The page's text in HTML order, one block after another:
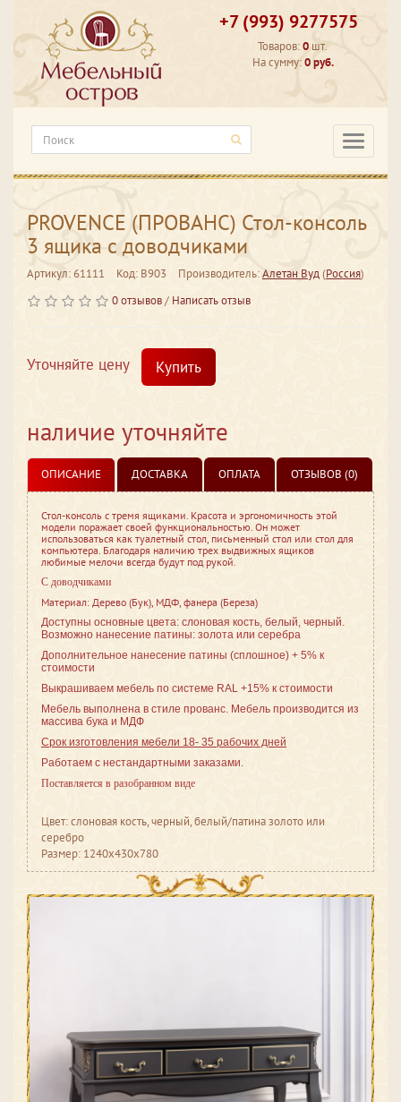
+7 (993) 9277575
Товаров:0 шт.
На сумму:0 руб.
PROVENCE (ПРОВАНС) Стол-консоль
3 ящика с доводчиками
Артикул: 61111 Код: В903 Производитель:Алетан Вуд(Россия)
0 отзывов/ Написать отзыв
Уточняйте цену Купить
наличие уточняйте
ОПИСАНИЕ ДОСТАВКА ОПЛАТА ОТЗЫВОВ (0)
Стол-консоль с тремя ящиками. Красота и эргономичность этой
модели поражает своей функциональностью. Он может
использоваться как туалетный стол, письменный стол или стол для
компьютера. Благодаря наличию трех выдвижных ящиков
любимые мелочи всегда будут под рукой.
С доводчиками
Материал: Дерево (Бук), МДФ, фанера (Береза)
Доступны основные цвета: слоновая кость, белый, черный.
Возможно нанесение патины: золота или серебра
Дополнительное нанесение патины (сплошное) + 5% к
стоимости
Выкрашиваем мебель по системе RAL +15% к стоимости
Мебель выполнена в стиле прованс. Мебель производится из
массива бука и МДФ
Срок изготовления мебели 18- 35 рабочих дней
Работаем с нестандартными заказами.
Поставляется в разобранном виде
Цвет: слоновая кость, черный, белый/патина золото или
серебро
Размер: 1240x430x780